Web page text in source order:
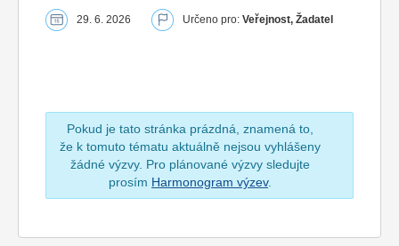
29. 6. 2026 Určeno pro: Veřejnost, Žadatel
Pokud je tato stránka prázdná, znamená to,
že k tomuto tématu aktuálně nejsou vyhlášeny
žádné výzvy. Pro plánované výzvy sledujte
prosím Harmonogram výzev.